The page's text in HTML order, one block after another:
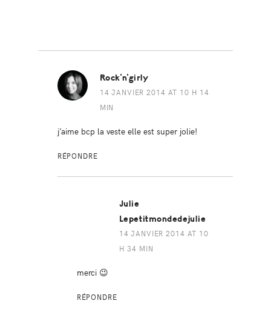
Rock'n'girly
14 JANVIER 2014 AT 10 H 14
MIN
j’aime bcp la veste elle est super jolie!
RÉPONDRE
Julie
Lepetitmondedejulie
14 JANVIER 2014 AT 10
H 34 MIN
merci 😉
RÉPONDRE